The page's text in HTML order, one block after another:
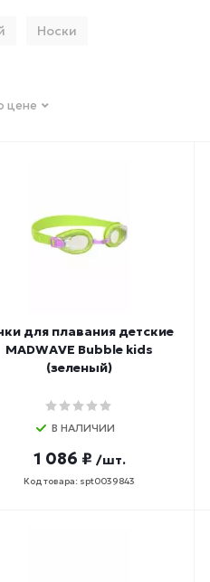
Носки
цене
для плавания детские
MADWAVE Bubble kids
(зеленый)
В НАЛИЧИИ
1 086 ₽ /шт.
Код товара: spt0039843